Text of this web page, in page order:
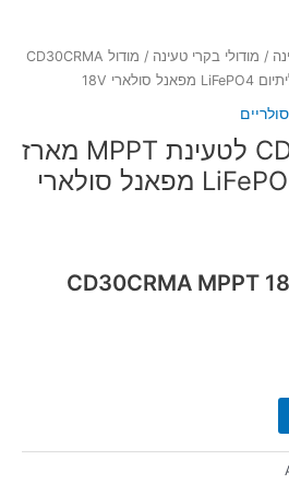
/ מודולי בקרי טעינה
/ מודול CD30CRMA
מודול CD30CRMA לטעינת MPPT מארז
סוללות ליתיום LiFePO4 מפאנל סולארי
CD30CRMA MPPT